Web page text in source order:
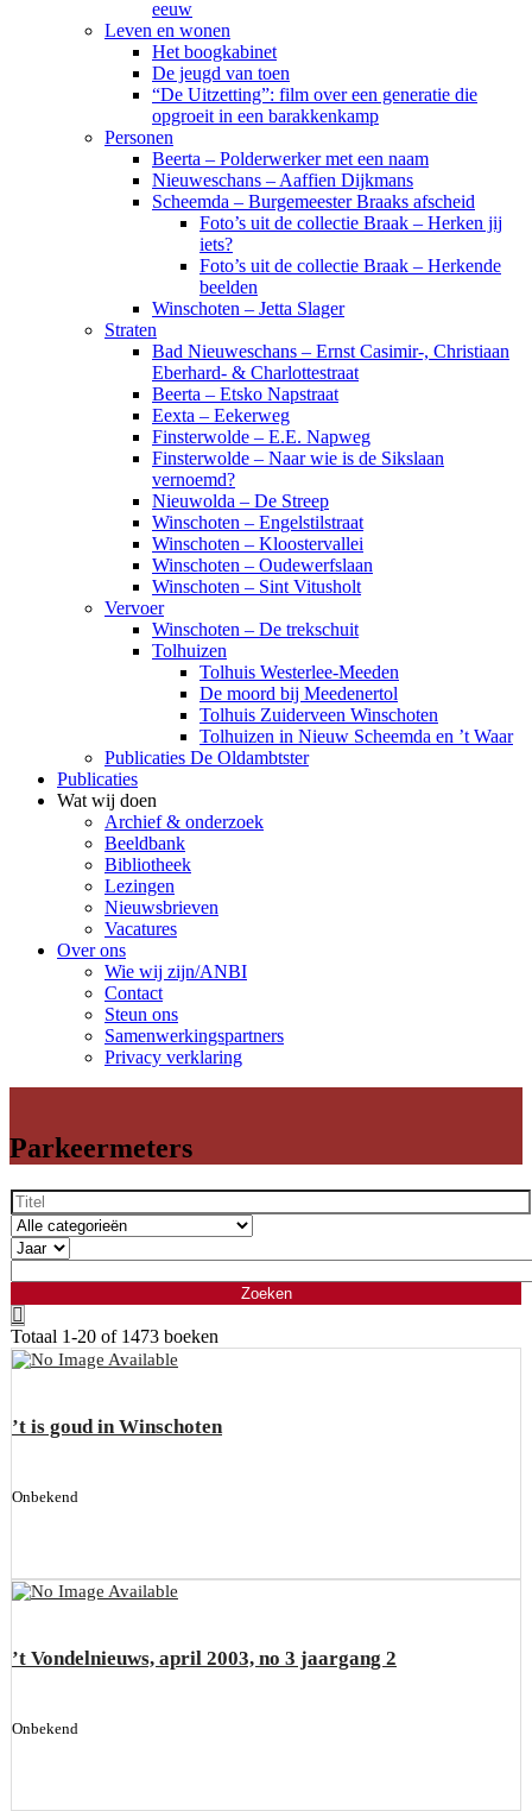
eeuw
Leven en wonen
Het boogkabinet
De jeugd van toen
“De Uitzetting”: film over een generatie die
opgroeit in een barakkenkamp
Personen
Beerta – Polderwerker met een naam
Nieuweschans – Aaffien Dijkmans
Scheemda – Burgemeester Braaks afscheid
Foto’s uit de collectie Braak – Herken jij
iets?
Foto’s uit de collectie Braak – Herkende
beelden
Winschoten – Jetta Slager
Straten
Bad Nieuweschans – Ernst Casimir-, Christiaan
Eberhard- & Charlottestraat
Beerta – Etsko Napstraat
Eexta – Eekerweg
Finsterwolde – E.E. Napweg
Finsterwolde – Naar wie is de Sikslaan
vernoemd?
Nieuwolda – De Streep
Winschoten – Engelstilstraat
Winschoten – Kloostervallei
Winschoten – Oudewerfslaan
Winschoten – Sint Vitusholt
Vervoer
Winschoten – De trekschuit
Tolhuizen
Tolhuis Westerlee-Meeden
De moord bij Meedenertol
Tolhuis Zuiderveen Winschoten
Tolhuizen in Nieuw Scheemda en ’t Waar
Publicaties De Oldambtster
Publicaties
Wat wij doen
Archief & onderzoek
Beeldbank
Bibliotheek
Lezingen
Nieuwsbrieven
Vacatures
Over ons
Wie wij zijn/ANBI
Contact
Steun ons
Samenwerkingspartners
Privacy verklaring
Parkeermeters
Totaal 1-20 of 1473 boeken
’t is goud in Winschoten
Onbekend
’t Vondelnieuws, april 2003, no 3 jaargang 2
Onbekend